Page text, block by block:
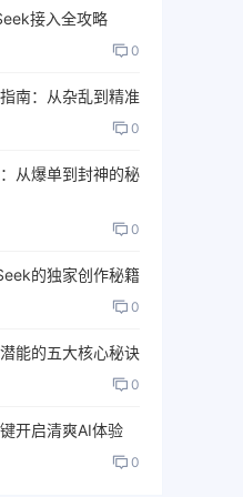
接入全攻略
0
南：从杂乱到精准
0
从爆单到封神的秘
0
的独家创作秘籍
0
能的五大核心秘诀
0
开启清爽AI体验
0